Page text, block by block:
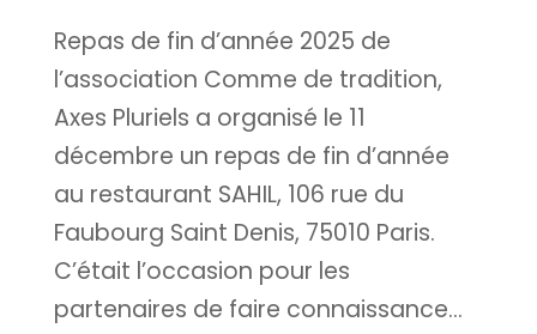
Repas de fin d’année 2025 de
l’association Comme de tradition,
Axes Pluriels a organisé le 11
décembre un repas de fin d’année
au restaurant SAHIL, 106 rue du
Faubourg Saint Denis, 75010 Paris.
C’était l’occasion pour les
partenaires de faire connaissance...